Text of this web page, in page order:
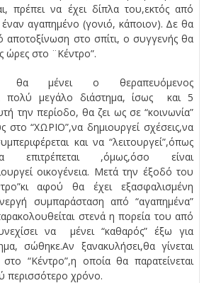
πρέπει να έχει δίπλα του,εκτός από
έναν αγαπημένο (γονιό, κάποιον). Δε θα
αποτοξίνωση στο σπίτι, ο συγγενής θα
ώρες στο ¨Κέντρο”.
θα μένει ο θεραπευόμενος
πολύ μεγάλο διάστημα, ίσως και 5
την περίοδο, θα ζει ως σε “κοινωνία”
στο “ΧΩΡΙΟ”,να δημιουργεί σχέσεις,να
και να “λειτουργεί”,όπως
επιτρέπεται ,όμως,όσο είναι
οικογένεια. Μετά την έξοδό του
αφού θα έχει εξασφαλισμένη
συμπαράσταση από “αγαπημένα”
στενά η πορεία του από
να μένει “καθαρός” έξω για
σώθηκε.Αν ξανακυλήσει,θα γίνεται
“Κέντρο”,η οποία θα παρατείνεται
περισσότερο χρόνο.